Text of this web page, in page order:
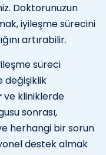
Doktorunuzun
iyileşme sürecini
artırabilir.
süreci
değişiklik
ve kliniklerde
sonrası,
herhangi bir sorun
destek almak